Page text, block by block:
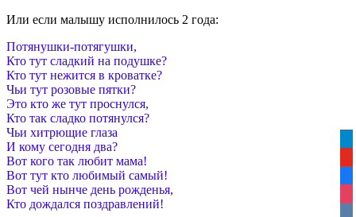
Или если малышу исполнилось 2 года:
Потянушки-потягушки,
Кто тут сладкий на подушке?
Кто тут нежится в кроватке?
Чьи тут розовые пятки?
Это кто же тут проснулся,
Кто так сладко потянулся?
Чьи хитрющие глаза
И кому сегодня два?
Вот кого так любит мама!
Вот тут кто любимый самый!
Вот чей нынче день рожденья,
Кто дождался поздравлений!